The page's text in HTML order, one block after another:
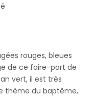
rouges, bleues
de ce faire-part de
vert, il est très
thème du baptême,